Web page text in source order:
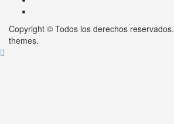
Copyright © Todos los derechos reservados.
themes.